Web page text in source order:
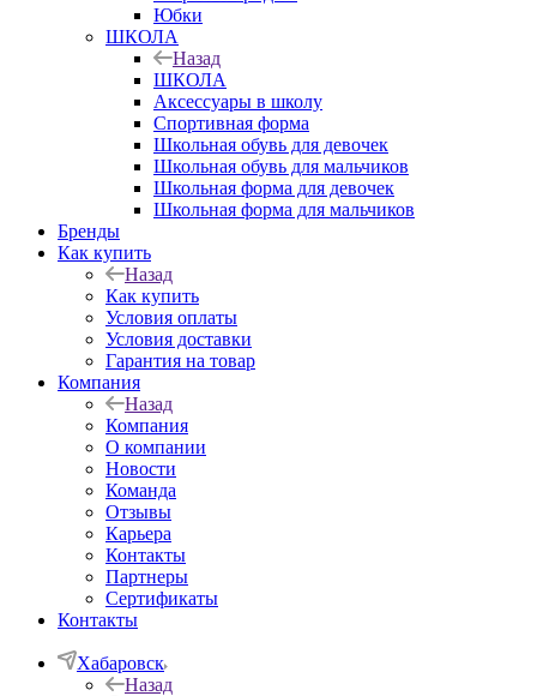
Юбки
ШКОЛА
Назад
ШКОЛА
Аксессуары в школу
Спортивная форма
Школьная обувь для девочек
Школьная обувь для мальчиков
Школьная форма для девочек
Школьная форма для мальчиков
Бренды
Как купить
Назад
Как купить
Условия оплаты
Условия доставки
Гарантия на товар
Компания
Назад
Компания
О компании
Новости
Команда
Отзывы
Карьера
Контакты
Партнеры
Сертификаты
Контакты
Хабаровск
Назад